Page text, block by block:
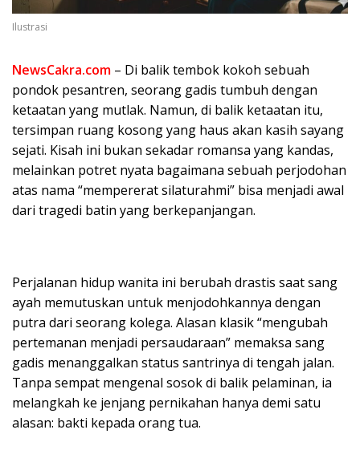
Ilustrasi
NewsCakra.com – Di balik tembok kokoh sebuah
pondok pesantren, seorang gadis tumbuh dengan
ketaatan yang mutlak. Namun, di balik ketaatan itu,
tersimpan ruang kosong yang haus akan kasih sayang
sejati. Kisah ini bukan sekadar romansa yang kandas,
melainkan potret nyata bagaimana sebuah perjodohan
atas nama “mempererat silaturahmi” bisa menjadi awal
dari tragedi batin yang berkepanjangan.
Perjalanan hidup wanita ini berubah drastis saat sang
ayah memutuskan untuk menjodohkannya dengan
putra dari seorang kolega. Alasan klasik “mengubah
pertemanan menjadi persaudaraan” memaksa sang
gadis menanggalkan status santrinya di tengah jalan.
Tanpa sempat mengenal sosok di balik pelaminan, ia
melangkah ke jenjang pernikahan hanya demi satu
alasan: bakti kepada orang tua.